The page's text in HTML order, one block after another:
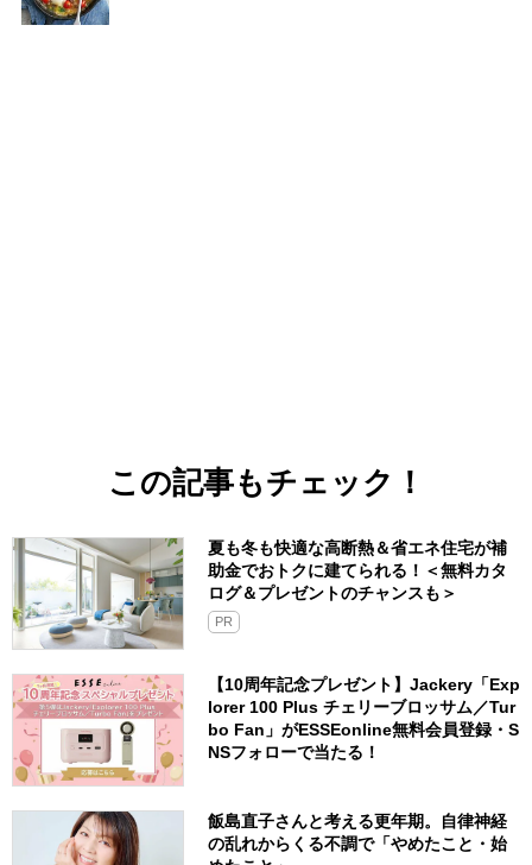
この記事もチェック！
夏も冬も快適な高断熱＆省エネ住宅が補
助金でおトクに建てられる！＜無料カタ
ログ＆プレゼントのチャンスも＞
PR
【10周年記念プレゼント】Jackery「Exp
lorer 100 Plus チェリーブロッサム／Tur
bo Fan」がESSEonline無料会員登録・S
NSフォローで当たる！
飯島直子さんと考える更年期。自律神経
の乱れからくる不調で「やめたこと・始